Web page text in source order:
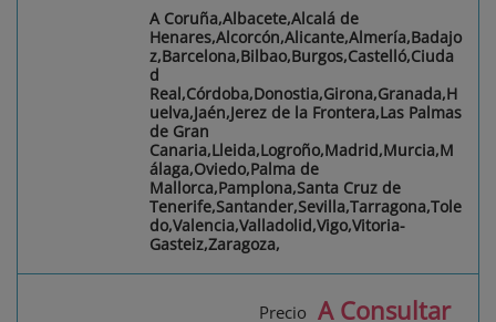
A Coruña,Albacete,Alcalá de
Henares,Alcorcón,Alicante,Almería,Badajo
z,Barcelona,Bilbao,Burgos,Castelló,Ciuda
d
Real,Córdoba,Donostia,Girona,Granada,H
uelva,Jaén,Jerez de la Frontera,Las Palmas
de Gran
Canaria,Lleida,Logroño,Madrid,Murcia,M
álaga,Oviedo,Palma de
Mallorca,Pamplona,Santa Cruz de
Tenerife,Santander,Sevilla,Tarragona,Tole
do,Valencia,Valladolid,Vigo,Vitoria-
Gasteiz,Zaragoza,
Precio A Consultar